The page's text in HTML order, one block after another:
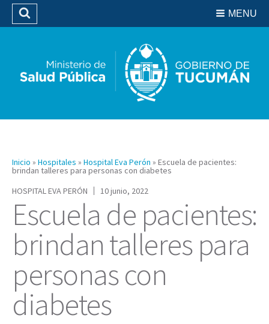
Biblioteca
MENU
Buscar
Inicio » Hospitales » Hospital Eva Perón » Escuela de pacientes:
brindan talleres para personas con diabetes
HOSPITAL EVA PERÓN
10 junio, 2022
Escuela de pacientes:
brindan talleres para
personas con
diabetes